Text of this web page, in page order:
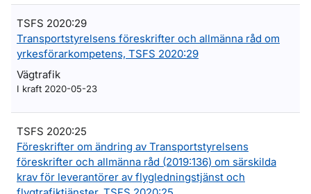
TSFS 2020:29
Transportstyrelsens föreskrifter och allmänna råd om
yrkesförarkompetens, TSFS 2020:29
Vägtrafik
I kraft 2020-05-23
TSFS 2020:25
Föreskrifter om ändring av Transportstyrelsens
föreskrifter och allmänna råd (2019:136) om särskilda
krav för leverantörer av flygledningstjänst och